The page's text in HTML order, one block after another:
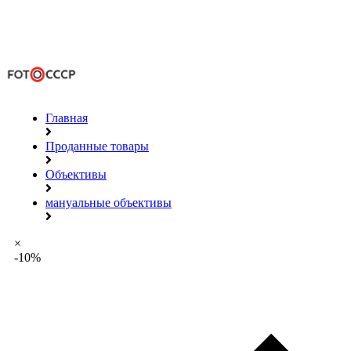
Главная
Проданные товары
Объективы
мануальные объективы
×
-10%